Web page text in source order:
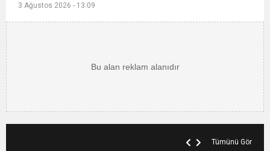
3 Ağustos 2026 - 13:09
Tümünü Gör